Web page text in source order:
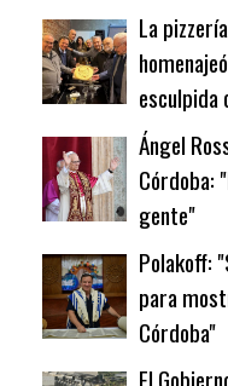
La
esculpida
Ángel
Córdoba:
gente"
Polakoff:
para
Córdoba"